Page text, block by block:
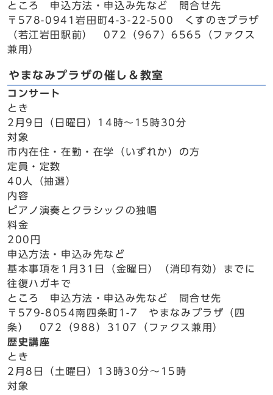
ところ 申込方法・申込み先など 問合せ先
〒578-0941岩田町4-3-22-500 くすのきプラザ
（若江岩田駅前） 072（967）6565（ファクス
兼用）
やまなみプラザの催し＆教室
コンサート
とき
2月9日（日曜日）14時～15時30分
対象
市内在住・在勤・在学（いずれか）の方
定員・定数
40人（抽選）
内容
ピアノ演奏とクラシックの独唱
料金
200円
申込方法・申込み先など
基本事項を1月31日（金曜日）（消印有効）までに
往復ハガキで
ところ 申込方法・申込み先など 問合せ先
〒579-8054南四条町1-7 やまなみプラザ（四
条） 072（988）3107（ファクス兼用）
歴史講座
とき
2月8日（土曜日）13時30分～15時
対象